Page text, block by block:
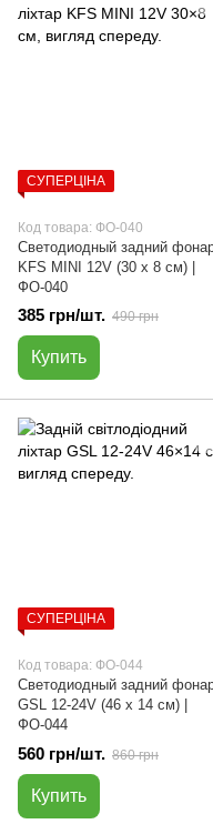
СУПЕРЦІНА
Код товара: ФО-040
Светодиодный задний
KFS MINI 12V (30 х 8 см) |
ФО-040
385 грн/шт. 490 грн
Купить
СУПЕРЦІНА
Код товара: ФО-044
Светодиодный задний
GSL 12-24V (46 х 14 см) |
ФО-044
560 грн/шт. 860 грн
Купить